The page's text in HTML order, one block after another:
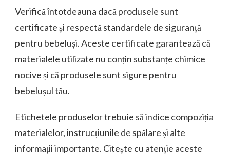
Verifică întotdeauna dacă produsele sunt
certificate și respectă standardele de siguranță
pentru bebeluși. Aceste certificate garantează că
materialele utilizate nu conțin substanțe chimice
nocive și că produsele sunt sigure pentru
bebelușul tău.
Etichetele produselor trebuie să indice compoziția
materialelor, instrucțiunile de spălare și alte
informații importante. Citește cu atenție aceste